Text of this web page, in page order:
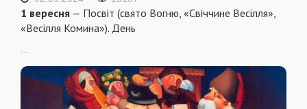
1 вересня — Посвіт (свято Вогню, «Свіччине Весілля»,
«Весілля Комина»). День
...